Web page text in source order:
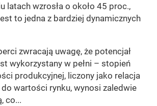
latach wzrosła o około 45 proc.,
to jedna z bardziej dynamicznych
zwracają uwagę, że potencjał
wykorzystany w pełni – stopień
produkcyjnej, liczony jako relacja
wartości rynku, wynosi zaledwie
co...